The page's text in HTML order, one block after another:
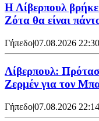
Η Λίβερπουλ
Ζότα θα είναι
Γήπεδο|07.08.2026 22:30
Λίβερπουλ:
Ζερμέν για τον
Γήπεδο|07.08.2026 22:14